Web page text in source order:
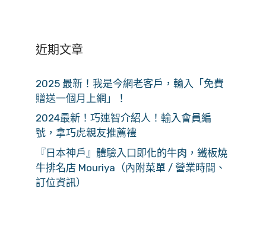
近期文章
2025 最新！我是今網老客戶，輸入「免費
贈送一個月上網」！
2024最新！巧連智介紹人！輸入會員編
號，拿巧虎親友推薦禮
『日本神戶』體驗入口即化的牛肉，鐵板燒
牛排名店 Mouriya（內附菜單 / 營業時間、
訂位資訊）